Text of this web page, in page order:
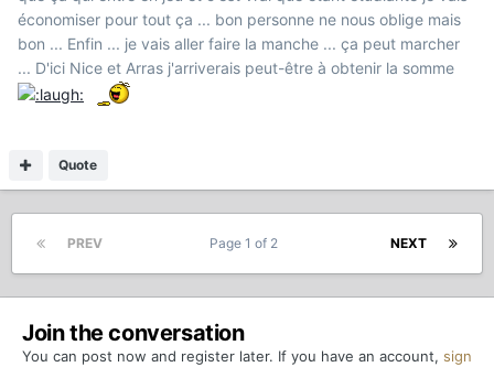
économiser pour tout ça ... bon personne ne nous oblige mais
bon ... Enfin ... je vais aller faire la manche ... ça peut marcher
... D'ici Nice et Arras j'arriverais peut-être à obtenir la somme
Quote
PREV NEXT
Page 1 of 2
Join the conversation
You can post now and register later. If you have an account, sign